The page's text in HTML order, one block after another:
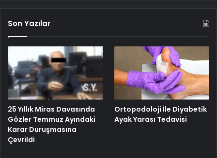
Son Yazılar
25 Yıllık Miras Davasında
Gözler Temmuz Ayındaki
Karar Duruşmasına
Çevrildi
Ortopodoloji İle Diyabetik
Ayak Yarası Tedavisi